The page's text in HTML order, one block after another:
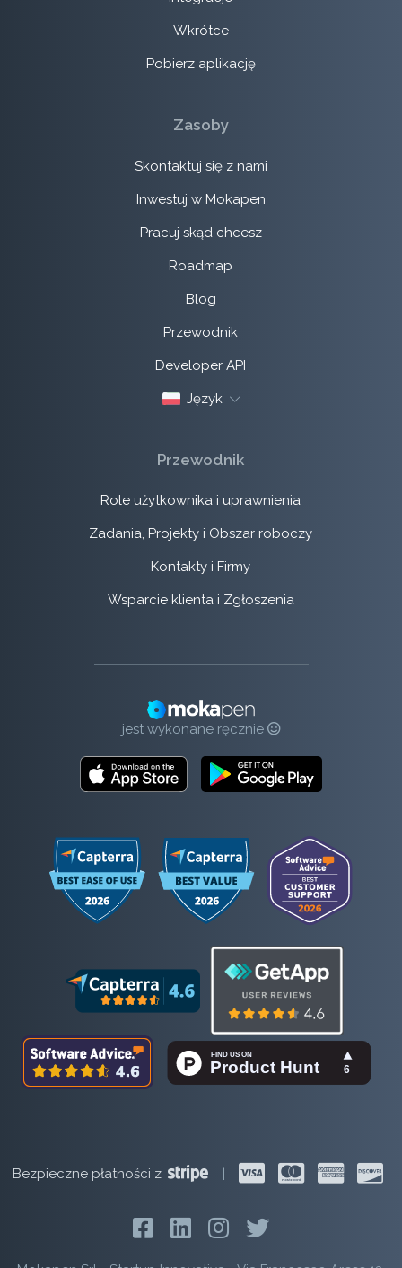
Wkrótce
Pobierz aplikację
Zasoby
Skontaktuj się z nami
Inwestuj w Mokapen
Pracuj skąd chcesz
Roadmap
Blog
Przewodnik
Developer API
Język
Przewodnik
Role użytkownika i uprawnienia
Zadania, Projekty i Obszar roboczy
Kontakty i Firmy
Wsparcie klienta i Zgłoszenia
jest wykonane ręcznie
Bezpieczne płatności z